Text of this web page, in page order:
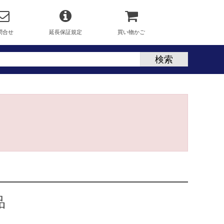
合せ 延長保証規定 買い物かご